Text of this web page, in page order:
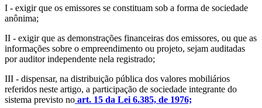
I - exigir que os emissores se constituam sob a forma de sociedade
anônima;
II - exigir que as demonstrações financeiras dos emissores, ou que as
informações sobre o empreendimento ou projeto, sejam auditadas
por auditor independente nela registrado;
III - dispensar, na distribuição pública dos valores mobiliários
referidos neste artigo, a participação de sociedade integrante do
sistema previsto no art. 15 da Lei 6.385, de 1976;